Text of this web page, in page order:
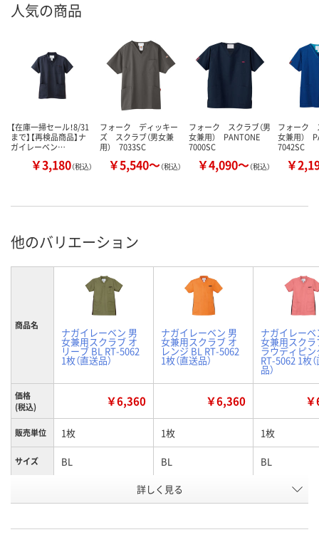
人気の商品
【在庫一掃セール！8/31
まで】【再検品商品】ナ
ガイレーベン…
￥3,180（税込）
フォーク ディッキー
ズ スクラブ（男女兼
用） 7033SC
￥5,540～（税込）
フォーク スクラブ（男
女兼用） PANTONE
7000SC
￥4,090～（税込）
フォーク
女兼用）
7042SC
￥
他のバリエーション
商品名
ナガイレーベン 男
女兼用スクラブ オ
リーブ BL RT-5062
1枚（直送品）
ナガイレーベン 男
女兼用スクラブ オ
レンジ BL RT-5062
1枚（直送品）
ナガイレーベ
女兼用スクラ
ラウディピン
RT-5062 1枚
品）
価格
(税込)
￥6,360 ￥6,360
販売単位 1枚 1枚 1枚
サイズ BL BL BL
オレンジ クラウディ
号
詳しく見る